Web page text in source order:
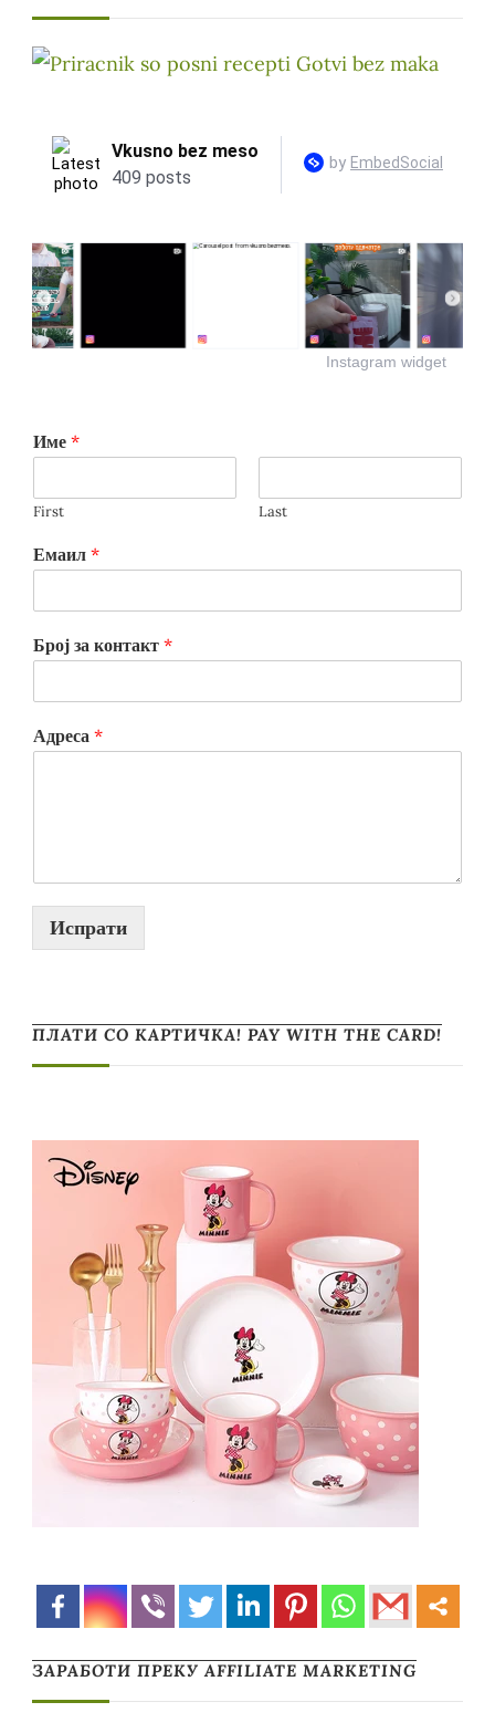
Instagram widget
Име *
First Last
Емаил *
Број за контакт *
Адреса *
Испрати
ПЛАТИ СО КАРТИЧКА! PAY WITH THE CARD!
ЗАРАБОТИ ПРЕКУ AFFILIATE MARKETING